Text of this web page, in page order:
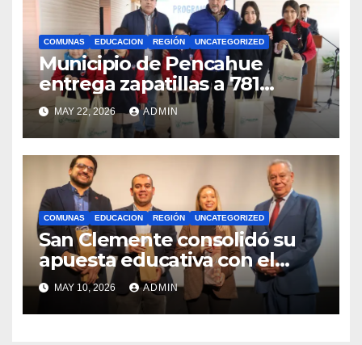
COMUNAS EDUCACION REGIÓN UNCATEGORIZED
Municipio de Pencahue
entrega zapatillas a 781
estudiantes con recursos del
Royalty Minero
MAY 22, 2026 ADMIN
COMUNAS EDUCACION REGIÓN UNCATEGORIZED
San Clemente consolidó su
apuesta educativa con el
lanzamiento del
Preuniversitario Brotes 2026
MAY 10, 2026 ADMIN